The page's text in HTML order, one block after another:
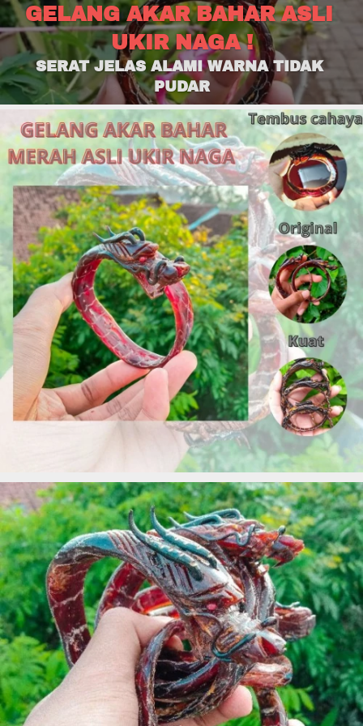
GELANG AKAR BAHAR ASLI
UKIR NAGA !
SERAT JELAS ALAMI WARNA TIDAK
PUDAR